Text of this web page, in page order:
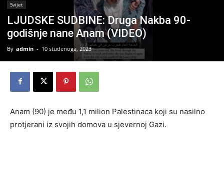
Svijet
LJUDSKE SUDBINE: Druga Nakba 90-
godišnje nane Anam (VIDEO)
By admin - 10 studenoga, 2023
Anam (90) je među 1,1 milion Palestinaca koji su nasilno
protjerani iz svojih domova u sjevernoj Gazi.